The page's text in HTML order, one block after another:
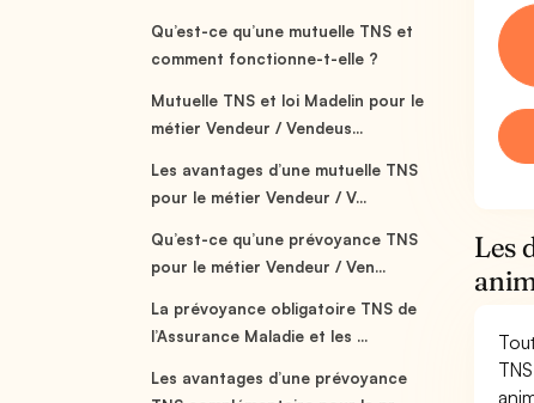
Qu’est-ce qu’une mutuelle TNS et
comment fonctionne-t-elle ?
Mutuelle TNS et loi Madelin pour le
métier Vendeur / Vendeus...
Les avantages d’une mutuelle TNS
pour le métier Vendeur / V...
Qu’est-ce qu’une prévoyance TNS
pour le métier Vendeur / Ven...
La prévoyance obligatoire TNS de
l’Assurance Maladie et les ...
Les avantages d’une prévoyance
Les